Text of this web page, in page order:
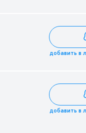
—
добавить в
—
86 735
добавить в